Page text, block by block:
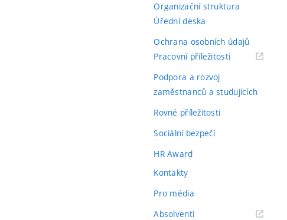
Organizační struktura
Úřední deska
Ochrana osobních údajů
Pracovní příležitosti(externí
Podpora a rozvoj
zaměstnanců a studujících
Rovné příležitosti
Sociální bezpečí
HR Award
Kontakty
Pro média
Absolventi(externí